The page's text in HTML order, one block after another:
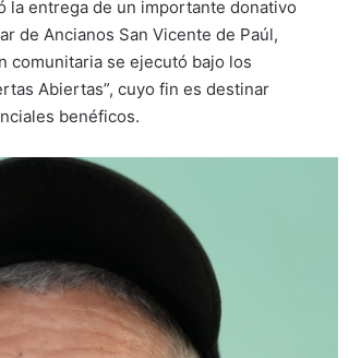
la entrega de un importante donativo
de Ancianos San Vicente de Paúl,
comunitaria se ejecutó bajo los
Abiertas”, cuyo fin es destinar
benéficos.